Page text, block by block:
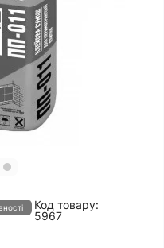
Код товару:
5967